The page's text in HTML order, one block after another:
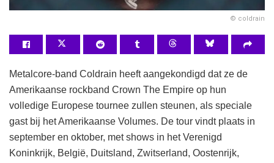
© coldrain
Metalcore-band Coldrain heeft aangekondigd dat ze de
Amerikaanse rockband Crown The Empire op hun
volledige Europese tournee zullen steunen, als speciale
gast bij het Amerikaanse Volumes. De tour vindt plaats in
september en oktober, met shows in het Verenigd
Koninkrijk, België, Duitsland, Zwitserland, Oostenrijk,